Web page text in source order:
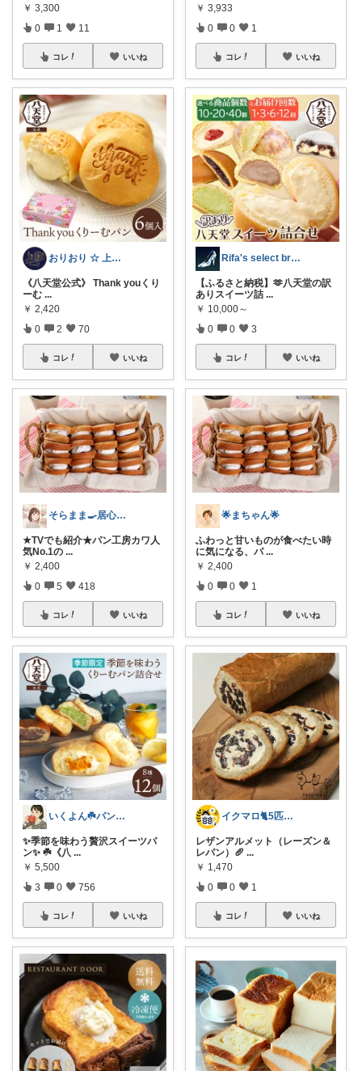
￥ 3,300
0 1 11
コレ いいね
おりおり ☆ 上限🙏
《八天堂公式》 Thank youくり
ーむ ...
￥ 2,420
0 2 70
コレ いいね
そらまま🍳居心地いいキッチン作り
★TVでも紹介★パン工房カワ人
気No.1の ...
￥ 2,400
0 5 418
コレ いいね
いくよん☘️パンのある暮らし✨
✨季節を味わう贅沢スイーツパ
ン✨ ☘️《八 ...
￥ 5,500
3 0 756
コレ いいね
￥ 3,933
0 0 1
コレ いいね
Rifa's select branch
【ふるさと納税】🫶八天堂の訳
ありスイーツ詰 ...
￥ 10,000～
0 0 3
コレ いいね
🌟まちゃん🌟
ふわっと甘いものが食べたい時
に気になる、パ ...
￥ 2,400
0 0 1
コレ いいね
イクマロ🐈5匹の猫とおうちカフェ☕️
レザンアルメット（レーズン＆
レパン）🥖 ...
￥ 1,470
0 0 1
コレ いいね